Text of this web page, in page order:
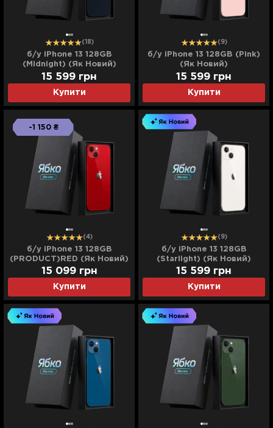
(18)
б/у iPhone 13 128GB
(Midnight) (Як Новий)
Купити
15 599 грн
(9)
б/у iPhone 13 128GB (Pink)
(Як Новий)
Купити
15 599 грн
-1 150 ₴
(4)
б/у iPhone 13 128GB
(PRODUCT)RED (Як Новий)
Купити
15 099 грн
(9)
б/у iPhone 13 128GB
(Starlight) (Як Новий)
Купити
15 599 грн